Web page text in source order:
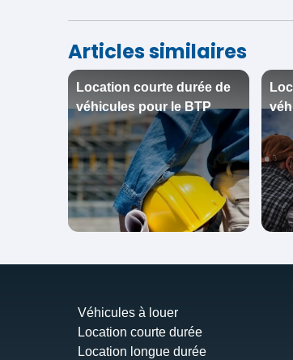
Articles similaires
Location courte durée de
véhicules pour le BTP
Véhicules à louer
Location courte durée
Location longue durée